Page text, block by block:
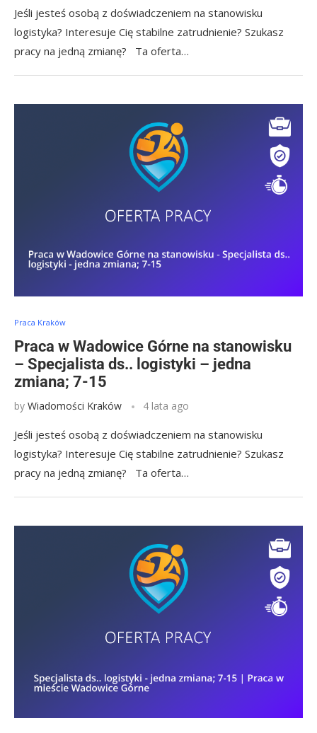
Jeśli jesteś osobą z doświadczeniem na stanowisku
logistyka? Interesuje Cię stabilne zatrudnienie? Szukasz
pracy na jedną zmianę? Ta oferta…
Praca Kraków
Praca w Wadowice Górne na stanowisku
– Specjalista ds.. logistyki – jedna
zmiana; 7-15
by Wiadomości Kraków 4 lata ago
Jeśli jesteś osobą z doświadczeniem na stanowisku
logistyka? Interesuje Cię stabilne zatrudnienie? Szukasz
pracy na jedną zmianę? Ta oferta…